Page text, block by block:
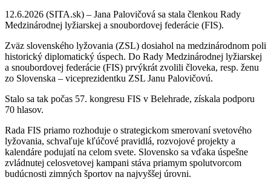
12.6.2026 (SITA.sk) – Jana Palovičová sa stala členkou Rady
Medzinárodnej lyžiarskej a snoubordovej federácie (FIS).
Zväz slovenského lyžovania (ZSL) dosiahol na medzinárodnom poli
historický diplomatický úspech. Do Rady Medzinárodnej lyžiarskej
a snoubordovej federácie (FIS) prvýkrát zvolili človeka, resp. ženu
zo Slovenska – viceprezidentku ZSL Janu Palovičovú.
Stalo sa tak počas 57. kongresu FIS v Belehrade, získala podporu
70 hlasov.
Rada FIS priamo rozhoduje o strategickom smerovaní svetového
lyžovania, schvaľuje kľúčové pravidlá, rozvojové projekty a
kalendáre podujatí na celom svete. Slovensko sa vďaka úspešne
zvládnutej celosvetovej kampani stáva priamym spolutvorcom
budúcnosti zimných športov na najvyššej úrovni.